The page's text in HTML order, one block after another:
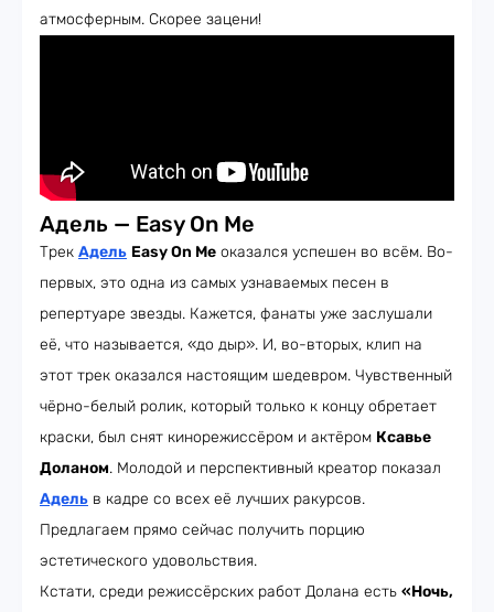
атмосферным. Скорее зацени!
Адель — Easy On Me
Трек Адель Easy On Me оказался успешен во всём. Во-
первых, это одна из самых узнаваемых песен в
репертуаре звезды. Кажется, фанаты уже заслушали
её, что называется, «до дыр». И, во-вторых, клип на
этот трек оказался настоящим шедевром. Чувственный
чёрно-белый ролик, который только к концу обретает
краски, был снят кинорежиссёром и актёром Ксавье
Доланом. Молодой и перспективный креатор показал
Адель в кадре со всех её лучших ракурсов.
Предлагаем прямо сейчас получить порцию
эстетического удовольствия.
Кстати, среди режиссёрских работ Долана есть «Ночь,